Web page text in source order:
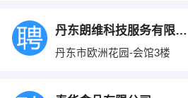
丹东朗维科技服务有限公司
丹东市欧洲花园-会馆3楼